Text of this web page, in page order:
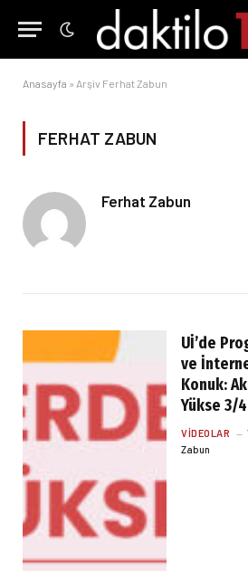
Anasayfa » Arşiv Ferhat Zabun
FERHAT ZABUN
Ferhat Zabun
Uİ’de
ve
Konuk:
Yükse 3/4
VIDEOLAR
Zabun